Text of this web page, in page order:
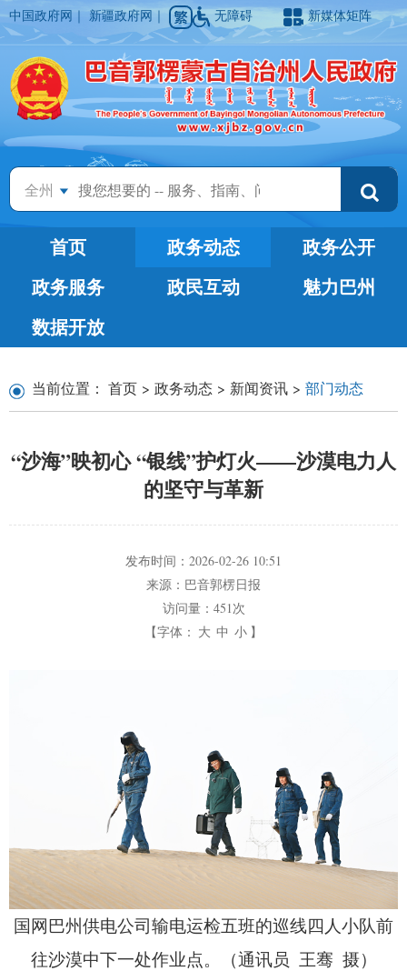
中国政府网 ｜新疆政府网 ｜ 无障碍 新媒体矩阵
全州
首页 政务动态
政务公开
政务服务
政民互动
魅力巴州
数据开放
当前位置： 首页 > 政务动态 > 新闻资讯 > 部门动态
“沙海”映初心 “银线”护灯火——沙漠电力人
的坚守与革新
发布时间： 2026-02-26 10:51
来源： 巴音郭楞日报
访问量： 451次
【字体： 大 中 小 】
国网巴州供电公司输电运检五班的巡线四人小队前
往沙漠中下一处作业点。
（通讯员 王骞 摄）